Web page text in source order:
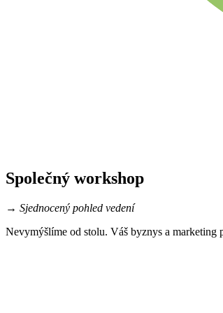
Společný workshop
→ Sjednocený pohled vedení
Nevymýšlíme od stolu. Váš byznys a marketing